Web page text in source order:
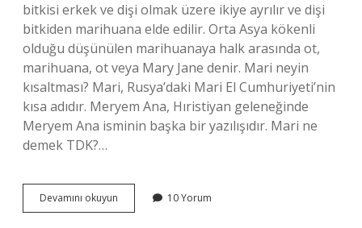
bitkisi erkek ve dişi olmak üzere ikiye ayrılır ve dişi
bitkiden marihuana elde edilir. Orta Asya kökenli
olduğu düşünülen marihuanaya halk arasında ot,
marihuana, ot veya Mary Jane denir. Mari neyin
kısaltması? Mari, Rusya’daki Mari El Cumhuriyeti’nin
kısa adıdır. Meryem Ana, Hıristiyan geleneğinde
Meryem Ana isminin başka bir yazılışıdır. Mari ne
demek TDK?…
Devamını okuyun
Demek
10 Yorum